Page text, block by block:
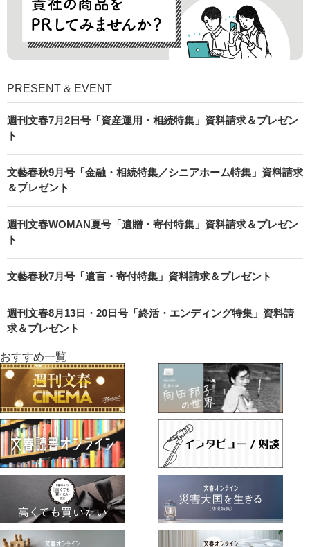
PRESENT & EVENT
週刊文春7月2日号「資産運用・相続特集」資料請求＆プレゼン
ト
文藝春秋9月号「金融・相続特集／シニアホーム特集」資料請求
＆プレゼント
週刊文春WOMAN夏号「遺贈・寄付特集」資料請求＆プレゼン
ト
文藝春秋7月号「遺言・寄付特集」資料請求＆プレゼント
週刊文春8月13日・20日号「終活・エンディング特集」資料請
求＆プレゼント
おすすめ一覧